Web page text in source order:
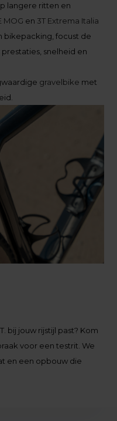
langere ritten en
MOG en 3T Extrema Italia
bikepacking, focust de
snelheid en
gravelbike met
bij jouw rijstijl past? Kom
voor een testrit. We
en een opbouw die